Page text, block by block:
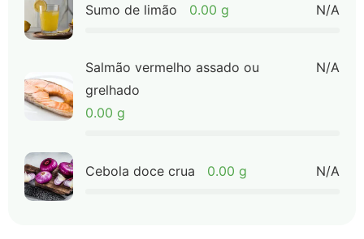
Sumo de limão 0.00 g N/A
Salmão vermelho assado ou
grelhado
0.00 g
N/A
Cebola doce crua 0.00 g N/A